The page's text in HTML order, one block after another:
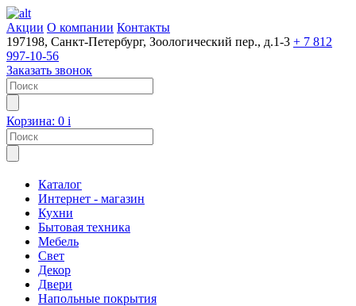
Акции О компании Контакты
197198, Санкт-Петербург, Зоологический пер., д.1-3 + 7 812
997-10-56
Заказать звонок
Корзина: 0 i
Каталог
Интернет - магазин
Кухни
Бытовая техника
Мебель
Свет
Декор
Двери
Напольные покрытия